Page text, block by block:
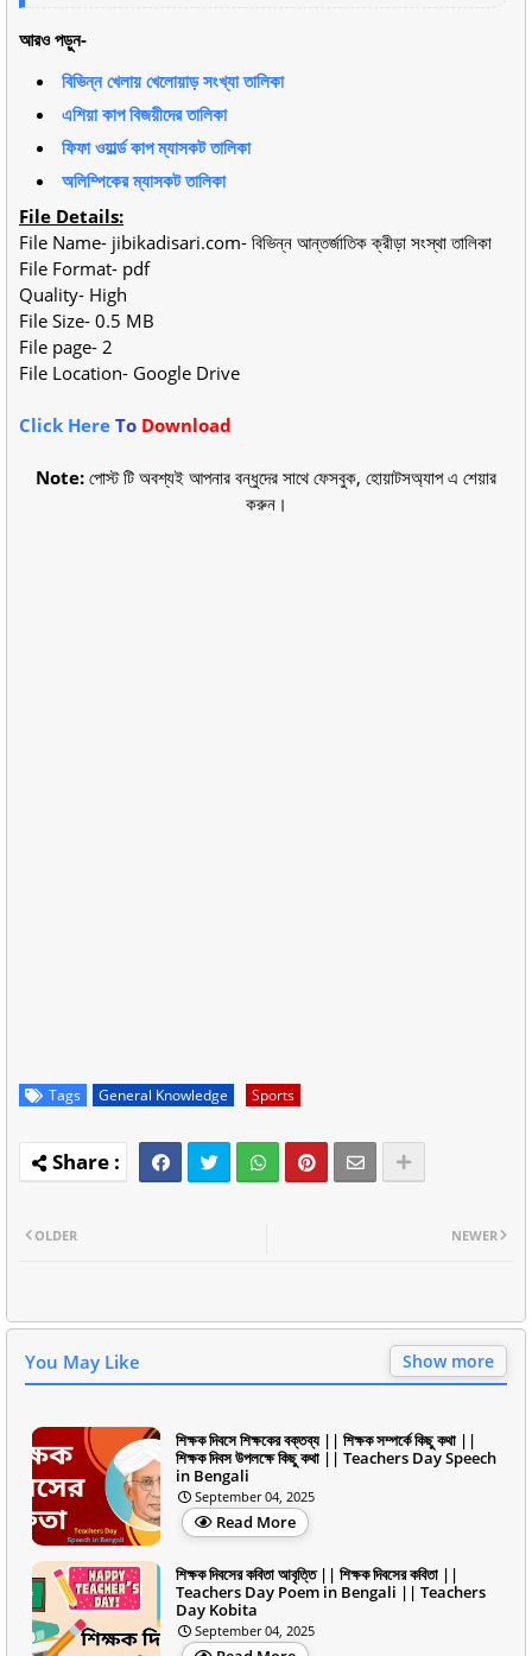
আরও পড়ুন-
বিভিন্ন খেলায় খেলোয়াড় সংখ্যা তালিকা
এশিয়া কাপ বিজয়ীদের তালিকা
ফিফা ওয়ার্ল্ড কাপ ম্যাসকট তালিকা
অলিম্পিকের ম্যাসকট তালিকা
File Details:
File Name- jibikadisari.com- বিভিন্ন আন্তর্জাতিক ক্রীড়া সংস্থা তালিকা
File Format- pdf
Quality- High
File Size- 0.5 MB
File page- 2
File Location- Google Drive
Click Here To Download
Note: পোস্ট টি অবশ্যই আপনার বন্ধুদের সাথে ফেসবুক, হোয়াটসঅ্যাপ এ শেয়ার
করুন।
Tags General Knowledge Sports
NEWER
OLDER
You May Like Show more
শিক্ষক দিবসে শিক্ষকের বক্তব্য || শিক্ষক সম্পর্কে কিছু কথা ||
শিক্ষক দিবস উপলক্ষে কিছু কথা || Teachers Day Speech
in Bengali
September 04, 2025
Read More
শিক্ষক দিবসের কবিতা আবৃত্তি || শিক্ষক দিবসের কবিতা ||
Teachers Day Poem in Bengali || Teachers
Day Kobita
September 04, 2025